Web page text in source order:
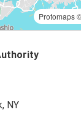
Protomaps
NY